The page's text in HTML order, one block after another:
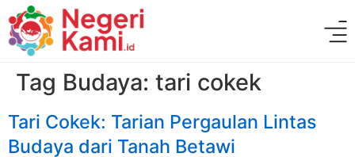
Tag Budaya: tari cokek
Tari Cokek: Tarian Pergaulan Lintas
Budaya dari Tanah Betawi